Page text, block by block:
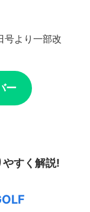
より一部改
ー
すく解説!